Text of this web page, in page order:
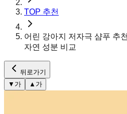
TOP 추천
어린 강아지 저자극 샴푸 추
자연 성분 비교
뒤로가기
▼ 가 ▲ 가